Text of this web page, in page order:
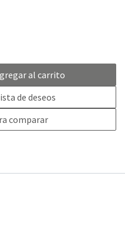
al carrito
comparar
de deseos